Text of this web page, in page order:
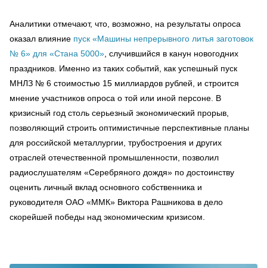
Аналитики отмечают, что, возможно, на результаты опроса
оказал влияние пуск «Машины непрерывного литья заготовок
№ 6» для «Стана 5000» , случившийся в канун новогодних
праздников. Именно из таких событий, как успешный пуск
МНЛЗ № 6 стоимостью 15 миллиардов рублей, и строится
мнение участников опроса о той или иной персоне. В
кризисный год столь серьезный экономический прорыв,
позволяющий строить оптимистичные перспективные планы
для российской металлургии, трубостроения и других
отраслей отечественной промышленности, позволил
радиослушателям «Серебряного дождя» по достоинству
оценить личный вклад основного собственника и
руководителя ОАО «ММК» Виктора Рашникова в дело
скорейшей победы над экономическим кризисом.